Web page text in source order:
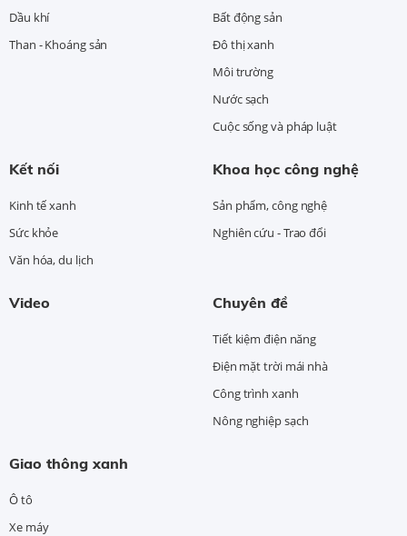
Dầu khí
Than - Khoáng sản
Bất động sản
Đô thị xanh
Môi trường
Nước sạch
Cuộc sống và pháp luật
Kết nối
Kinh tế xanh
Sức khỏe
Văn hóa, du lịch
Khoa học công nghệ
Sản phẩm, công nghệ
Nghiên cứu - Trao đổi
Video Chuyên đề
Tiết kiệm điện năng
Điện mặt trời mái nhà
Công trình xanh
Nông nghiệp sạch
Giao thông xanh
Ô tô
Xe máy